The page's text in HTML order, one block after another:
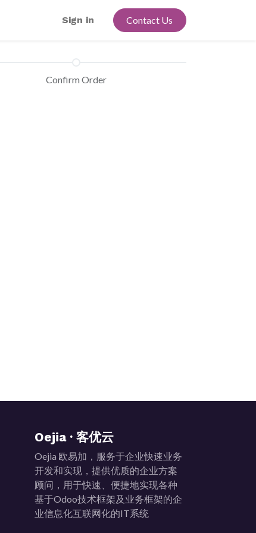
Sign in Contact Us
Confirm Order
Oejia · 客优云
Oejia 欧易加，服务于企业快速业务
开发和实现，提供优质的企业方案
顾问，用于快速、便捷地实现各种
基于Odoo技术框架及业务框架的企
业信息化互联网化的IT系统